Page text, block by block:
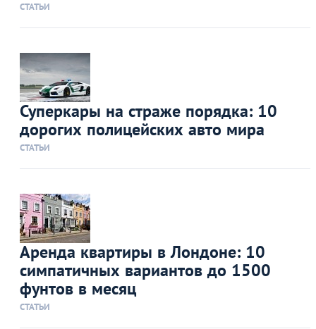
СТАТЬИ
Суперкары на страже порядка: 10
дорогих полицейских авто мира
СТАТЬИ
Аренда квартиры в Лондоне: 10
симпатичных вариантов до 1500
фунтов в месяц
СТАТЬИ